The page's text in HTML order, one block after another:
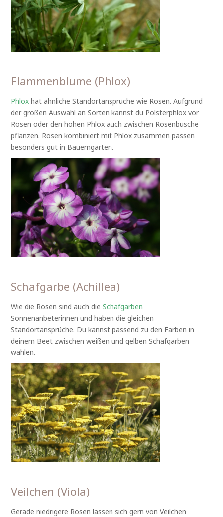
Flammenblume (Phlox)
Phlox hat ähnliche Standortansprüche wie Rosen. Aufgrund
der großen Auswahl an Sorten kannst du Polsterphlox vor
Rosen oder den hohen Phlox auch zwischen Rosenbüsche
pflanzen. Rosen kombiniert mit Phlox zusammen passen
besonders gut in Bauerngärten.
Schafgarbe (Achillea)
Wie die Rosen sind auch dieSchafgarben
Sonnenanbeterinnen und haben die gleichen
Standortansprüche. Du kannst passend zu den Farben in
deinem Beet zwischen weißen und gelben Schafgarben
wählen.
Veilchen (Viola)
Gerade niedrigere Rosen lassen sich gern von Veilchen